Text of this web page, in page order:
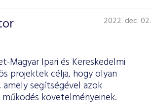
2022. dec. 02.
Ipari és Kereskedelmi
projektek célja, hogy olyan
segítségével azok
követelményeinek.